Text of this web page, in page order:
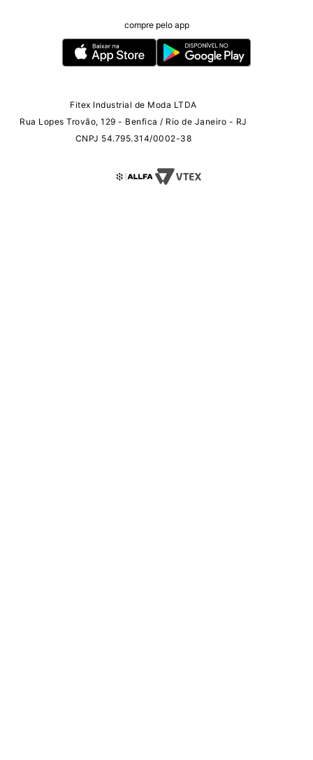
compre pelo app
Fitex Industrial de Moda LTDA
Rua Lopes Trovão, 129 - Benfica / Rio de Janeiro - RJ
CNPJ 54.795.314/0002-38